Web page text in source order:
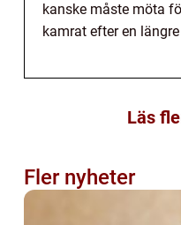
kanske måste möta
kamrat efter en
Läs
Fler nyheter